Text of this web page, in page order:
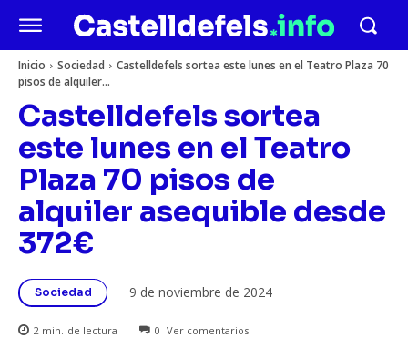
Inicio Sociedad
Castelldefels sortea este lunes en el Teatro Plaza 70
pisos de alquiler...
Castelldefels sortea
este lunes en el Teatro
Plaza 70 pisos de
alquiler asequible desde
372€
Sociedad 9 de noviembre de 2024
2 min. de lectura 0 Ver comentarios